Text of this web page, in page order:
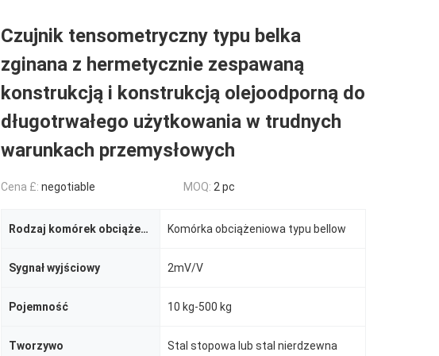
Czujnik tensometryczny typu belka
zginana z hermetycznie zespawaną
konstrukcją i konstrukcją olejoodporną do
długotrwałego użytkowania w trudnych
warunkach przemysłowych
Cena £: negotiable MOQ: 2 pc
Rodzaj komórek obciążenia Komórka obciążeniowa typu bellow
Sygnał wyjściowy 2mV/V
Pojemność 10 kg-500 kg
Tworzywo Stal stopowa lub stal nierdzewna